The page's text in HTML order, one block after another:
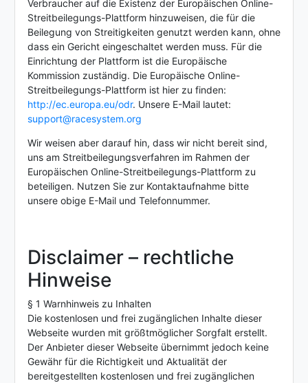
Verbraucher auf die Existenz der Europäischen Online-
Streitbeilegungs-Plattform hinzuweisen, die für die
Beilegung von Streitigkeiten genutzt werden kann, ohne
dass ein Gericht eingeschaltet werden muss. Für die
Einrichtung der Plattform ist die Europäische
Kommission zuständig. Die Europäische Online-
Streitbeilegungs-Plattform ist hier zu finden:
http://ec.europa.eu/odr. Unsere E-Mail lautet:
support@racesystem.org
Wir weisen aber darauf hin, dass wir nicht bereit sind,
uns am Streitbeilegungsverfahren im Rahmen der
Europäischen Online-Streitbeilegungs-Plattform zu
beteiligen. Nutzen Sie zur Kontaktaufnahme bitte
unsere obige E-Mail und Telefonnummer.
Disclaimer – rechtliche
Hinweise
§ 1 Warnhinweis zu Inhalten
Die kostenlosen und frei zugänglichen Inhalte dieser
Webseite wurden mit größtmöglicher Sorgfalt erstellt.
Der Anbieter dieser Webseite übernimmt jedoch keine
Gewähr für die Richtigkeit und Aktualität der
bereitgestellten kostenlosen und frei zugänglichen